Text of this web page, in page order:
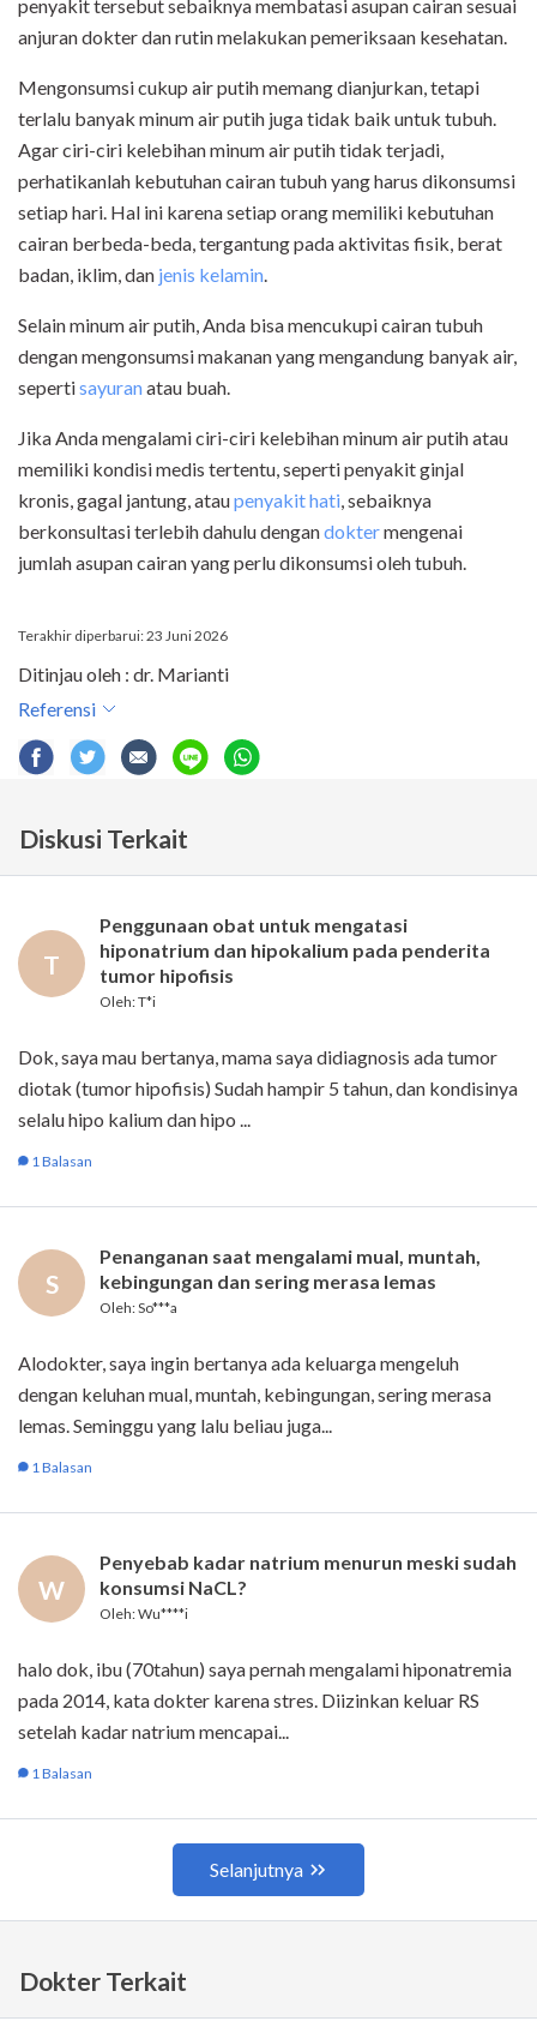
penyakit tersebut sebaiknya membatasi asupan cairan sesuai
anjuran dokter dan rutin melakukan pemeriksaan kesehatan.
Mengonsumsi cukup air putih memang dianjurkan, tetapi
terlalu banyak minum air putih juga tidak baik untuk tubuh.
Agar ciri-ciri kelebihan minum air putih tidak terjadi,
perhatikanlah kebutuhan cairan tubuh yang harus dikonsumsi
setiap hari. Hal ini karena setiap orang memiliki kebutuhan
cairan berbeda-beda, tergantung pada aktivitas fisik, berat
badan, iklim, dan jenis kelamin
Selain minum air putih, Anda bisa mencukupi cairan tubuh
dengan mengonsumsi makanan yang mengandung banyak air,
sepertisayuranatau buah.
Jika Anda mengalami ciri-ciri kelebihan minum air putih atau
memiliki kondisi medis tertentu, seperti penyakit ginjal
kronis, gagal jantung, ataupenyakit hati , sebaiknya
berkonsultasi terlebih dahulu dengandoktermengenai
jumlah asupan cairan yang perlu dikonsumsi oleh tubuh.
Terakhir diperbarui: 23 Juni 2026
Dokter Terkait